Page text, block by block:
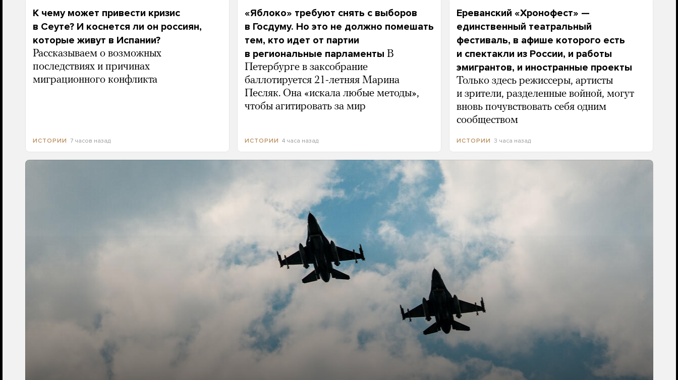
К чему может привести кризис
в Сеуте? И коснется ли он россиян,
которые живут в Испании?
Рассказываем о возможных
последствиях и причинах
миграционного конфликта
ИСТОРИИ 7 часов назад
«Яблоко» требуют снять с выборов
в Госдуму. Но это не должно помешать
тем, кто идет от партии
в региональные парламенты В
Петербурге в заксобрание
баллотируется 21-летняя Марина
Песляк. Она «искала любые методы»,
чтобы агитировать за мир
ИСТОРИИ 4 часа назад
Ереванский «Хронофест» —
единственный театральный
фестиваль, в афише которого есть
и спектакли из России, и работы
эмигрантов, и иностранные проекты
Только здесь режиссеры, артисты
и зрители, разделенные войной, могут
вновь почувствовать себя одним
сообществом
ИСТОРИИ 3 часа назад